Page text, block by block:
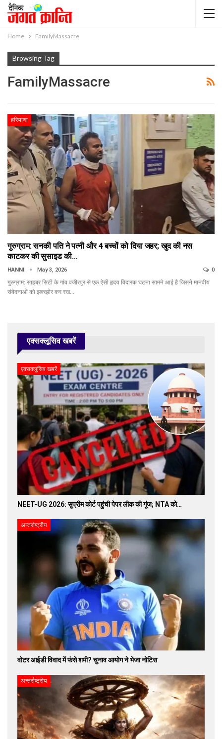
Home FamilyMassacre
Browsing Tag
FamilyMassacre
हरियाणा
गुरुग्राम: सनकी पति ने पत्नी और 4 बच्चों को दिया जहर; खुद की नस
काटकर की सुसाइड की…
HANNI May 3, 2026 0
गुरुग्राम: साइबर सिटी के गांव वजीरपुर से एक ऐसी हृदय विदारक घटना सामने आई है जिसने मानवीय
संवेदनाओं को झकझोर कर रख…
एक्सक्लूसिव खबरें
एक्सक्लूसिव खबरें
NEET-UG 2026: सुप्रीम कोर्ट पहुंची पेपर लीक की गूंज; NTA को…
अन्तर्राष्ट्रीय
वोटर आईडी विवाद में फंसे शमी? चुनाव आयोग ने भेजा नोटिस
अन्तर्राष्ट्रीय